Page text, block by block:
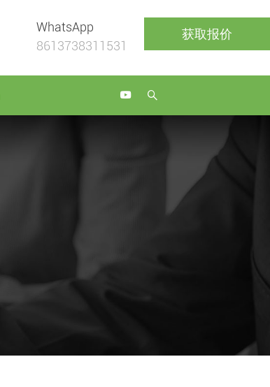
WhatsApp
8613738311531
获取报价